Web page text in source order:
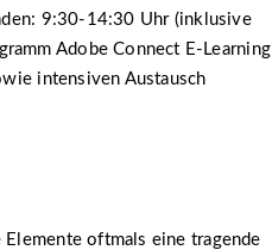
9:30-14:30 Uhr (inklusive
Adobe Connect E-Learning
intensiven Austausch
oftmals eine tragende